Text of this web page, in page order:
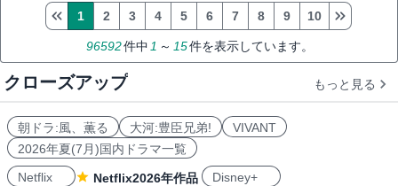
96592件中 1 ～ 15件を表示しています。
1 2 3 4 5 6 7 8 9 10
クローズアップ もっと見る
朝ドラ:風、薫る 大河:豊臣兄弟!
VIVANT
2026年夏(7月)国内ドラマ一覧
Netflix
Netflix2026年作品
Disney+